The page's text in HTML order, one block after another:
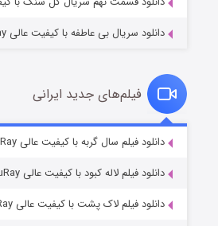
قسمت۷ (زیرنویس)
دانلود سریال بی عاطفه با کیفیت عالی 1080p BluRay
فیلم‌های جدید ایرانی
دانلود فیلم سال گربه با کیفیت عالی BluRay
دانلود فیلم لاله کبود با کیفیت عالی BluRay
دانلود فیلم لاک پشت با کیفیت عالی BluRay